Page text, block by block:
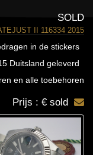
SOLD
II 116334 2015
in de stickers
Duitsland geleverd
en alle toebehoren
Prijs : € sold